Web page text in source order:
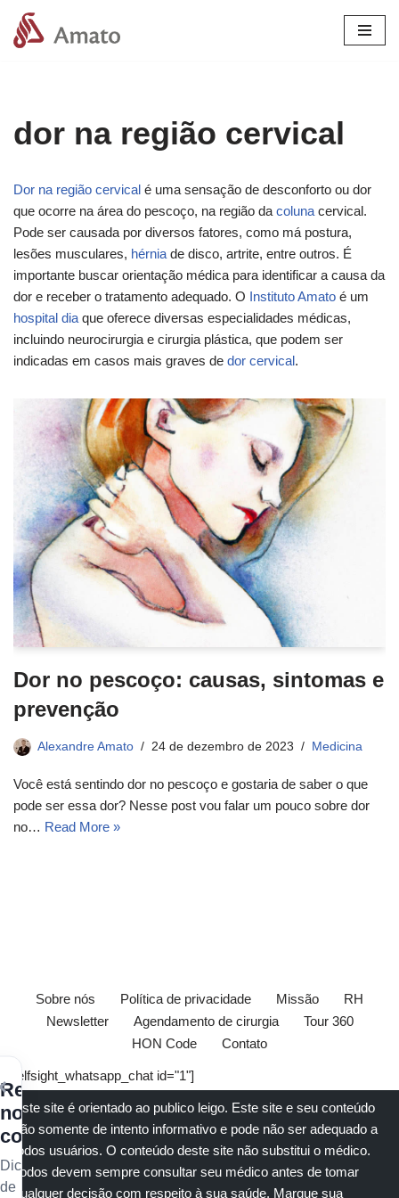
Pular
dor na região cervical
Dor na região cervical é uma sensação de desconforto ou dor
que ocorre na área do pescoço, na região da coluna cervical.
Pode ser causada por diversos fatores, como má postura,
lesões musculares, hérnia de disco, artrite, entre outros. É
importante buscar orientação médica para identificar a causa da
dor e receber o tratamento adequado. O Instituto Amato é um
hospital dia que oferece diversas especialidades médicas,
incluindo neurocirurgia e cirurgia plástica, que podem ser
indicadas em casos mais graves de dor cervical.
Dor no pescoço: causas, sintomas e
prevenção
Alexandre Amato 24 de dezembro de 2023 Medicina
Você está sentindo dor no pescoço e gostaria de saber o que
pode ser essa dor? Nesse post vou falar um pouco sobre dor
no… Read More »
Sobre nós Política de privacidade Missão
RH
Newsletter
Agendamento de cirurgia
Tour 360
HON Code
Contato
[elfsight_whatsapp_chat id="1"]
Este site é orientado ao publico leigo. Este site e seu conteúdo
são somente de intento informativo e pode não ser adequado a
todos usuários. O conteúdo deste site não substitui o médico.
Todos devem sempre consultar seu médico antes de tomar
qualquer decisão com respeito à sua saúde. Marque sua
Receba
nossos
conteúdos
Dicas
de